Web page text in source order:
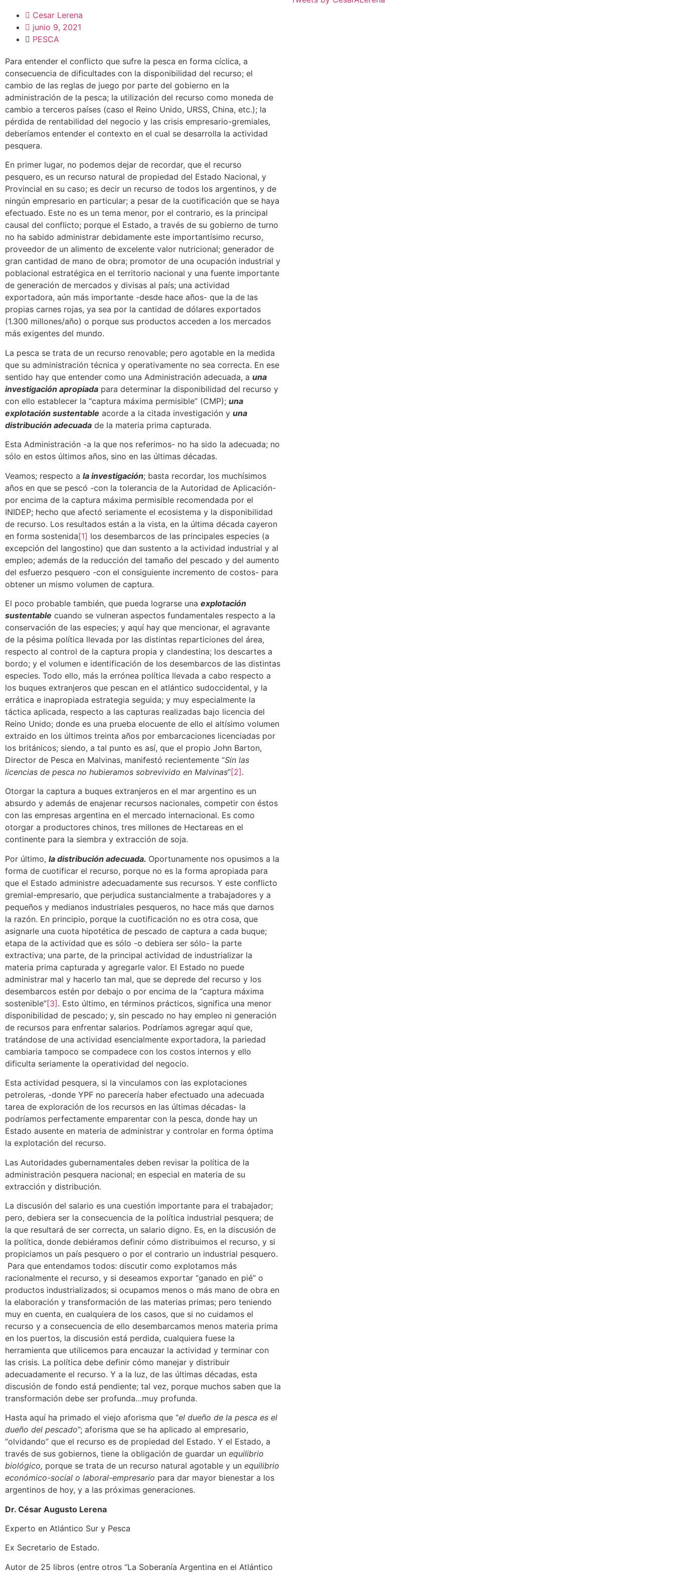
Cesar Lerena
junio 9, 2021
PESCA
Para entender el conflicto que sufre la pesca en forma cíclica, a
consecuencia de dificultades con la disponibilidad del recurso; el
cambio de las reglas de juego por parte del gobierno en la
administración de la pesca; la utilización del recurso como moneda de
cambio a terceros países (caso el Reino Unido, URSS, China, etc.); la
pérdida de rentabilidad del negocio y las crisis empresario-gremiales,
deberíamos entender el contexto en el cual se desarrolla la actividad
pesquera.
En primer lugar, no podemos dejar de recordar, que el recurso
pesquero, es un recurso natural de propiedad del Estado Nacional, y
Provincial en su caso; es decir un recurso de todos los argentinos, y de
ningún empresario en particular; a pesar de la cuotificación que se haya
efectuado. Este no es un tema menor, por el contrario, es la principal
causal del conflicto; porque el Estado, a través de su gobierno de turno
no ha sabido administrar debidamente este importantísimo recurso,
proveedor de un alimento de excelente valor nutricional; generador de
gran cantidad de mano de obra; promotor de una ocupación industrial y
poblacional estratégica en el territorio nacional y una fuente importante
de generación de mercados y divisas al país; una actividad
exportadora, aún más importante -desde hace años- que la de las
propias carnes rojas, ya sea por la cantidad de dólares exportados
(1.300 millones/año) o porque sus productos acceden a los mercados
más exigentes del mundo.
La pesca se trata de un recurso renovable; pero agotable en la medida
que su administración técnica y operativamente no sea correcta. En ese
sentido hay que entender como una Administración adecuada, a una
investigación apropiada para determinar la disponibilidad del recurso y
con ello establecer la “captura máxima permisible” (CMP); una
explotación sustentable acorde a la citada investigación y una
distribución adecuada de la materia prima capturada.
Esta Administración -a la que nos referimos- no ha sido la adecuada; no
sólo en estos últimos años, sino en las últimas décadas.
Veamos; respecto a la investigación; basta recordar, los muchísimos
años en que se pescó -con la tolerancia de la Autoridad de Aplicación-
por encima de la captura máxima permisible recomendada por el
INIDEP; hecho que afectó seriamente el ecosistema y la disponibilidad
de recurso. Los resultados están a la vista, en la última década cayeron
en forma sostenida[1] los desembarcos de las principales especies (a
excepción del langostino) que dan sustento a la actividad industrial y al
empleo; además de la reducción del tamaño del pescado y del aumento
del esfuerzo pesquero -con el consiguiente incremento de costos- para
obtener un mismo volumen de captura.
El poco probable también, que pueda lograrse una explotación
sustentable cuando se vulneran aspectos fundamentales respecto a la
conservación de las especies; y aquí hay que mencionar, el agravante
de la pésima política llevada por las distintas reparticiones del área,
respecto al control de la captura propia y clandestina; los descartes a
bordo; y el volumen e identificación de los desembarcos de las distintas
especies. Todo ello, más la errónea política llevada a cabo respecto a
los buques extranjeros que pescan en el atlántico sudoccidental, y la
errática e inapropiada estrategia seguida; y muy especialmente la
táctica aplicada, respecto a las capturas realizadas bajo licencia del
Reino Unido; donde es una prueba elocuente de ello el altísimo volumen
extraido en los últimos treinta años por embarcaciones licenciadas por
los británicos; siendo, a tal punto es así, que el propio John Barton,
Director de Pesca en Malvinas, manifestó recientemente “Sin las
licencias de pesca no hubieramos sobrevivido en Malvinas”[2].
Otorgar la captura a buques extranjeros en el mar argentino es un
absurdo y además de enajenar recursos nacionales, competir con éstos
con las empresas argentina en el mercado internacional. Es como
otorgar a productores chinos, tres millones de Hectareas en el
continente para la siembra y extracción de soja.
Por último, la distribución adecuada. Oportunamente nos opusimos a la
forma de cuotificar el recurso, porque no es la forma apropiada para
que el Estado administre adecuadamente sus recursos. Y este conflicto
gremial-empresario, que perjudica sustancialmente a trabajadores y a
pequeños y medianos industriales pesqueros, no hace más que darnos
la razón. En principio, porque la cuotificación no es otra cosa, que
asignarle una cuota hipotética de pescado de captura a cada buque;
etapa de la actividad que es sólo -o debiera ser sólo- la parte
extractiva; una parte, de la principal actividad de industrializar la
materia prima capturada y agregarle valor. El Estado no puede
administrar mal y hacerlo tan mal, que se deprede del recurso y los
desembarcos estén por debajo o por encima de la “captura máxima
sostenible”[3]. Esto último, en términos prácticos, significa una menor
disponibilidad de pescado; y, sin pescado no hay empleo ni generación
de recursos para enfrentar salarios. Podríamos agregar aquí que,
tratándose de una actividad esencialmente exportadora, la pariedad
cambiaria tampoco se compadece con los costos internos y ello
dificulta seriamente la operatividad del negocio.
Esta actividad pesquera, si la vinculamos con las explotaciones
petroleras, -donde YPF no parecería haber efectuado una adecuada
tarea de exploración de los recursos en las últimas décadas- la
podríamos perfectamente emparentar con la pesca, donde hay un
Estado ausente en materia de administrar y controlar en forma óptima
la explotación del recurso.
Las Autoridades gubernamentales deben revisar la política de la
administración pesquera nacional; en especial en materia de su
extracción y distribución.
La discusión del salario es una cuestión importante para el trabajador;
pero, debiera ser la consecuencia de la política industrial pesquera; de
la que resultará de ser correcta, un salario digno. Es, en la discusión de
la política, donde debiéramos definir cómo distribuimos el recurso, y si
propiciamos un país pesquero o por el contrario un industrial pesquero.
Para que entendamos todos: discutir como explotamos más
racionalmente el recurso, y si deseamos exportar “ganado en pié” o
productos industrializados; si ocupamos menos o más mano de obra en
la elaboración y transformación de las materias primas; pero teniendo
muy en cuenta, en cualquiera de los casos, que si no cuidamos el
recurso y a consecuencia de ello desembarcamos menos materia prima
en los puertos, la discusión está perdida, cualquiera fuese la
herramienta que utilicemos para encauzar la actividad y terminar con
las crisis. La política debe definir cómo manejar y distribuir
adecuadamente el recurso. Y a la luz, de las últimas décadas, esta
discusión de fondo está pendiente; tal vez, porque muchos saben que la
transformación debe ser profunda…muy profunda.
Hasta aquí ha primado el viejo aforisma que “el dueño de la pesca es el
dueño del pescado”; aforisma que se ha aplicado al empresario,
“olvidando” que el recurso es de propiedad del Estado. Y el Estado, a
través de sus gobiernos, tiene la obligación de guardar un equilibrio
biológico, porque se trata de un recurso natural agotable y un equilibrio
económico-social o laboral-empresario para dar mayor bienestar a los
argentinos de hoy, y a las próximas generaciones.
Dr. César Augusto Lerena
Experto en Atlántico Sur y Pesca
Ex Secretario de Estado.
Autor de 25 libros (entre otros “La Soberanía Argentina en el Atlántico